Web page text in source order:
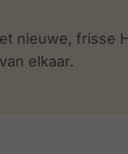
nieuwe, frisse
elkaar.